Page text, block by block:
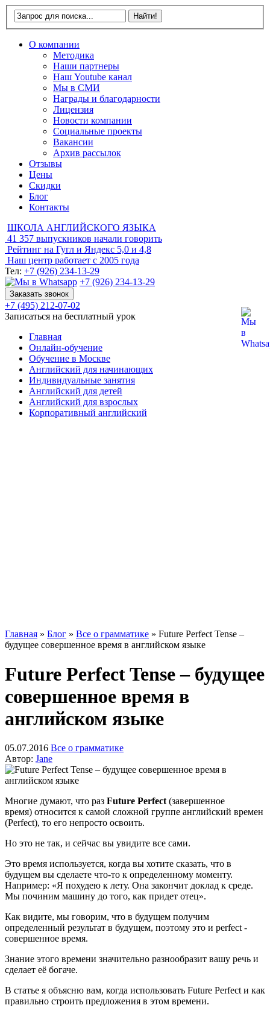
О компании
Методика
Наши партнеры
Наш Youtube канал
Мы в СМИ
Награды и благодарности
Лицензия
Новости компании
Социальные проекты
Вакансии
Архив рассылок
Отзывы
Цены
Скидки
Блог
Контакты
ШКОЛА АНГЛИЙСКОГО ЯЗЫКА
41 357 выпускников начали говорить
Рейтинг на Гугл и Яндекс 5,0 и 4,8
Наш центр работает с 2005 года
Тел: +7 (926) 234-13-29
+7 (926) 234-13-29
Заказать звонок
+7 (495) 212-07-02
Записаться на бесплатный урок
Главная
Онлайн-обучение
Обучение в Москве
Английский для начинающих
Индивидуальные занятия
Английский для детей
Английский для взрослых
Корпоративный английский
Главная » Блог » Все о грамматике » Future Perfect Tense –
будущее совершенное время в английском языке
Future Perfect Tense – будущее
совершенное время в
английском языке
05.07.2016 Все о грамматике
Автор: Jane
Многие думают, что раз Future Perfect(завершенное
время) относится к самой сложной группе английский времен
(Perfect), то его непросто освоить.
Но это не так, и сейчас вы увидите все сами.
Это время используется, когда вы хотите сказать, что в
будущем вы сделаете что-то к определенному моменту.
Например: «Я похудею к лету. Она закончит доклад к среде.
Мы починим машину до того, как придет отец».
Как видите, мы говорим, что в будущем получим
определенный результат в будущем, поэтому это и perfect -
совершенное время.
Знание этого времени значительно разнообразит вашу речь и
сделает её богаче.
В статье я объясню вам, когда использовать Future Perfect и как
правильно строить предложения в этом времени.